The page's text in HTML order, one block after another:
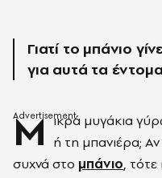
Γιατί το μπάνιο
για αυτά τα έντομα
Μ ικρά μυγάκια
ή τη μπανιέρα; Αν
συχνά στο μπάνιο, τότε